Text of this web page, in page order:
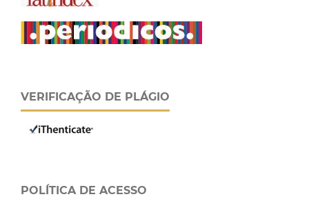
VERIFICAÇÃO DE PLÁGIO
POLÍTICA DE ACESSO